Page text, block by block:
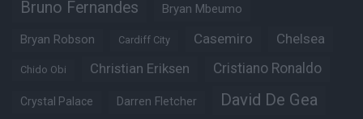
Bruno Fernandes Bryan Mbeumo
Bryan Robson Cardiff City Casemiro Chelsea
Chido Obi Christian Eriksen Cristiano Ronaldo
Crystal Palace Darren Fletcher David De Gea